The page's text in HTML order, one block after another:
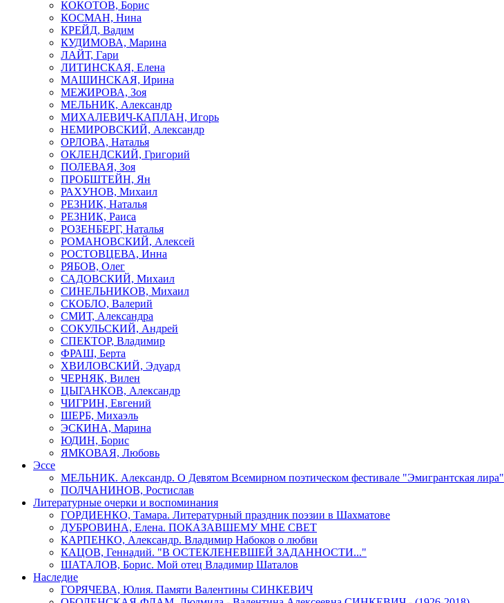
КОКОТОВ, Борис
КОСМАН, Нина
КРЕЙД, Вадим
КУДИМОВА, Марина
ЛАЙТ, Гари
ЛИТИНСКАЯ, Елена
МАШИНСКАЯ, Ирина
МЕЖИРОВА, Зоя
МЕЛЬНИК, Александр
МИХАЛЕВИЧ-КАПЛАН, Игорь
НЕМИРОВСКИЙ, Александр
ОРЛОВА, Наталья
ОКЛЕНДСКИЙ, Григорий
ПОЛЕВАЯ, Зоя
ПРОБШТЕЙН, Ян
РАХУНОВ, Михаил
РЕЗНИК, Наталья
РЕЗНИК, Раиса
РОЗЕНБЕРГ, Наталья
РОМАНОВСКИЙ, Алексей
РОСТОВЦЕВА, Инна
РЯБОВ, Олег
САДОВСКИЙ, Михаил
СИНЕЛЬНИКОВ, Михаил
СКОБЛО, Валерий
СМИТ, Александра
СОКУЛЬСКИЙ, Андрей
СПЕКТОР, Владимир
ФРАШ, Берта
ХВИЛОВСКИЙ, Эдуард
ЧЕРНЯК, Вилен
ЦЫГАНКОВ, Александр
ЧИГРИН, Евгений
ШЕРБ, Михаэль
ЭСКИНА, Марина
ЮДИН, Борис
ЯМКОВАЯ, Любовь
Эссе
МЕЛЬНИК. Александр. О Девятом Всемирном поэтическом фестивале "Эмигрантская лира"
ПОЛЧАНИНОВ, Ростислав
Литературные очерки и воспоминания
ГОРДИЕНКО, Тамара. Литературный праздник поэзии в Шахматове
ДУБРОВИНА, Елена. ПОКАЗАВШЕМУ МНЕ СВЕТ
КАРПЕНКО, Александр. Владимир Набоков о любви
КАЦОВ, Геннадий. "В ОСТЕКЛЕНЕВШЕЙ ЗАДАННОСТИ..."
ШАТАЛОВ, Борис. Мой отец Владимир Шаталов
Наследие
ГОРЯЧЕВА, Юлия. Памяти Валентины СИНКЕВИЧ